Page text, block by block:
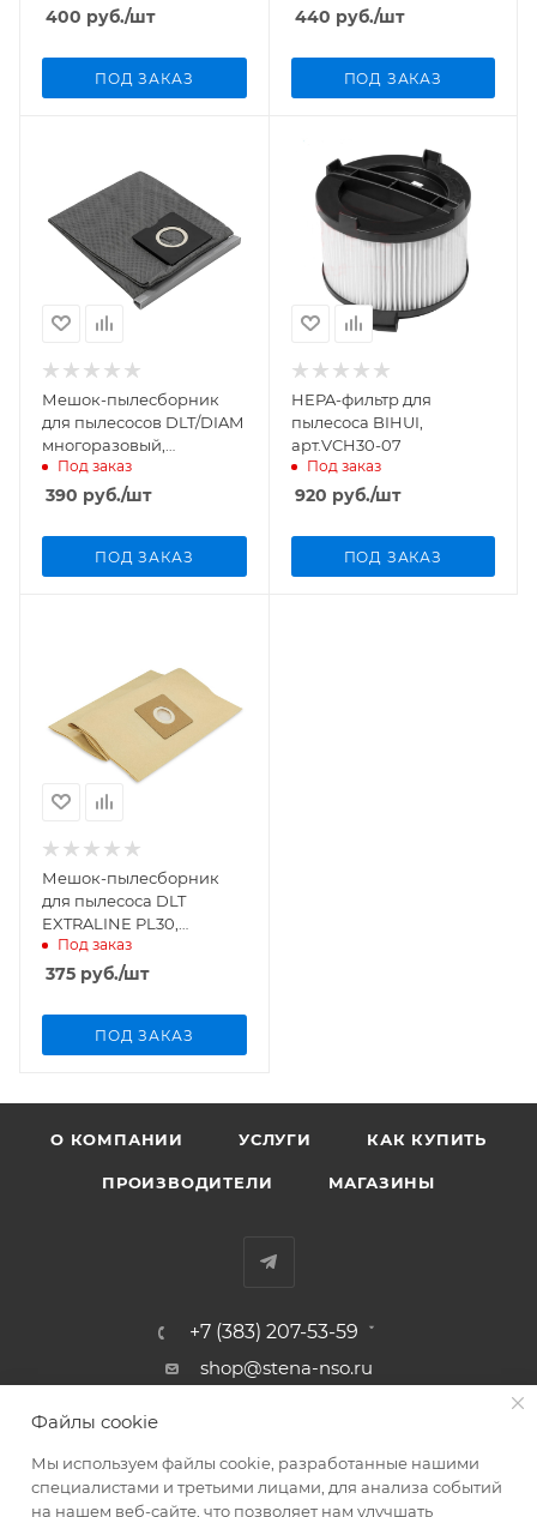
400 руб./шт
ПОД ЗАКАЗ
440 руб./шт
ПОД ЗАКАЗ
Мешок-пылесборник
для пылесосов DLT/DIAM
многоразовый,
арт.2352/620111
Под заказ
390 руб./шт
ПОД ЗАКАЗ
HEPA-фильтр для
пылесоса BIHUI,
арт.VCH30-07
Под заказ
920 руб./шт
ПОД ЗАКАЗ
Мешок-пылесборник
для пылесоса DLT
EXTRALINE PL30,
бумажный
Под заказ
375 руб./шт
ПОД ЗАКАЗ
О КОМПАНИИ УСЛУГИ КАК КУПИТЬ
ПРОИЗВОДИТЕЛИ МАГАЗИНЫ
+7 (383) 207-53-59
shop@stena-nso.ru
г.Новосибирск ул.Восход, 26/1
ПОЛИТИКА КОНФИДЕНЦИАЛЬНОСТИ
Файлы cookie
Мы используем файлы cookie, разработанные нашими
специалистами и третьими лицами, для анализа событий
на нашем веб-сайте, что позволяет нам улучшать